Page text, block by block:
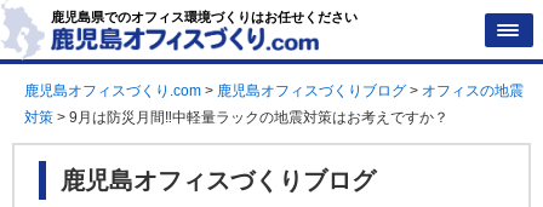
鹿児島県でのオフィス環境づくりはお任せください
鹿児島オフィスづくり.com > 鹿児島オフィスづくりブログ > オフィスの地震
対策 > 9月は防災月間‼中軽量ラックの地震対策はお考えですか？
鹿児島オフィスづくりブログ